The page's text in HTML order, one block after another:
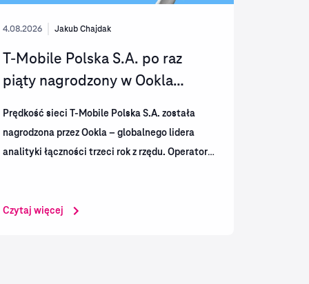
4.08.2026 Jakub Chajdak
T-Mobile Polska S.A. po raz
piąty nagrodzony w Ookla
Prędkość sieci T-Mobile Polska S.A. została
nagrodzona przez Ookla – globalnego lidera
analityki łączności trzeci rok z rzędu. Operator
pierwszym...
Czytaj więcej